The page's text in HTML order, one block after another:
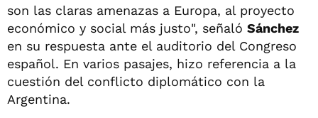
son las claras amenazas a Europa, al proyecto
económico y social más justo", señaló Sánchez
en su respuesta ante el auditorio del Congreso
español. En varios pasajes, hizo referencia a la
cuestión del conflicto diplomático con la
Argentina.